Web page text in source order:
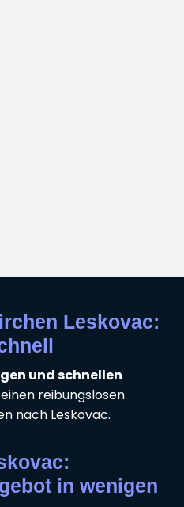
Leskovac:
und schnellen
reibungslosen
nach Leskovac.
in wenigen